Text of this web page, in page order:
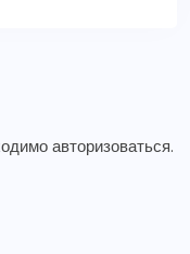
авторизоваться.